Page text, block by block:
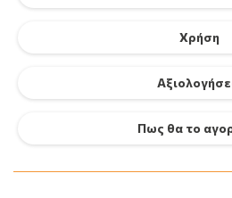
Χρήση
Πως θα το